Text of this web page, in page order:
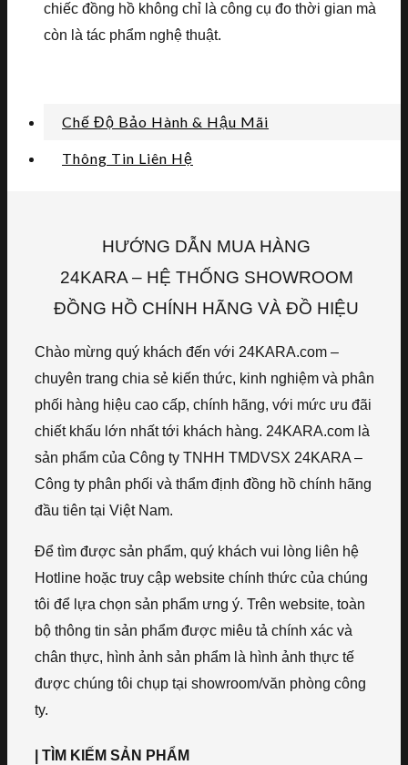
chiếc đồng hồ không chỉ là công cụ đo thời gian mà
còn là tác phẩm nghệ thuật.
Chế Độ Bảo Hành & Hậu Mãi
Thông Tin Liên Hệ
HƯỚNG DẪN MUA HÀNG
24KARA – HỆ THỐNG SHOWROOM
ĐỒNG HỒ CHÍNH HÃNG VÀ ĐỒ HIỆU
Chào mừng quý khách đến với 24KARA.com –
chuyên trang chia sẻ kiến thức, kinh nghiệm và phân
phối hàng hiệu cao cấp, chính hãng, với mức ưu đãi
chiết khấu lớn nhất tới khách hàng. 24KARA.com là
sản phẩm của Công ty TNHH TMDVSX 24KARA –
Công ty phân phối và thẩm định đồng hồ chính hãng
đầu tiên tại Việt Nam.
Để tìm được sản phẩm, quý khách vui lòng liên hệ
Hotline hoặc truy cập website chính thức của chúng
tôi để lựa chọn sản phẩm ưng ý. Trên website, toàn
bộ thông tin sản phẩm được miêu tả chính xác và
chân thực, hình ảnh sản phẩm là hình ảnh thực tế
được chúng tôi chụp tại showroom/văn phòng công
ty.
| TÌM KIẾM SẢN PHẨM